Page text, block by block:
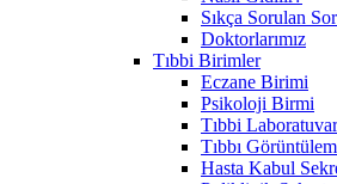
Sıkça Sorulan
Doktorlarımız
Tıbbi Birimler
Eczane Birimi
Psikoloji Birmi
Tıbbi
Tıbbı
Hasta Kabul